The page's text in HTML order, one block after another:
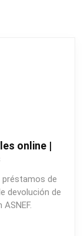
online |
de
devolución de